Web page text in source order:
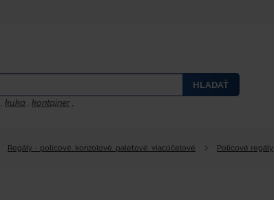
HLADAŤ
,kuka ,kontajner ,
Regály - policové, konzolové, paletové, viacúčelové
Policové regály